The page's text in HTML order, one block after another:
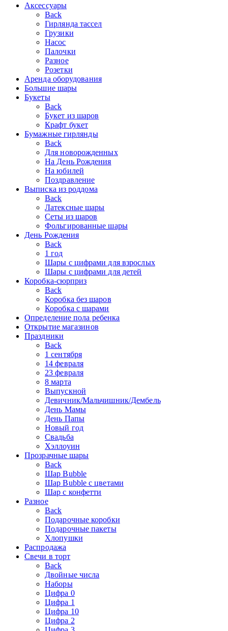
Аксессуары
Back
Гирлянда тассел
Грузики
Насос
Палочки
Разное
Розетки
Аренда оборудования
Большие шары
Букеты
Back
Букет из шаров
Крафт букет
Бумажные гирлянды
Back
Для новорожденных
На День Рождения
На юбилей
Поздравление
Выписка из роддома
Back
Латексные шары
Сеты из шаров
Фольгированные шары
День Рождения
Back
1 год
Шары с цифрами для взрослых
Шары с цифрами для детей
Коробка-сюрприз
Back
Коробка без шаров
Коробка с шарами
Определение пола ребенка
Открытие магазинов
Праздники
Back
1 сентября
14 февраля
23 февраля
8 марта
Выпускной
Девичник/Мальчишник/Дембель
День Мамы
День Папы
Новый год
Свадьба
Хэллоуин
Прозрачные шары
Back
Шар Bubble
Шар Bubble с цветами
Шар с конфетти
Разное
Back
Подарочные коробки
Подарочные пакеты
Хлопушки
Распродажа
Свечи в торт
Back
Двойные числа
Наборы
Цифра 0
Цифра 1
Цифра 10
Цифра 2